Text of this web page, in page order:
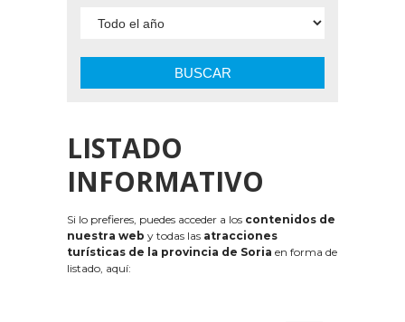
BUSCAR
LISTADO
INFORMATIVO
Si lo prefieres, puedes acceder a los contenidos de
nuestra web y todas las atracciones
turísticas de la provincia de Soria en forma de
listado, aquí: